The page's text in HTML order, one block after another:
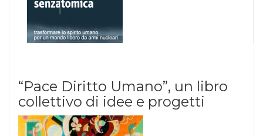
“Pace Diritto Umano”, un libro
collettivo di idee e progetti